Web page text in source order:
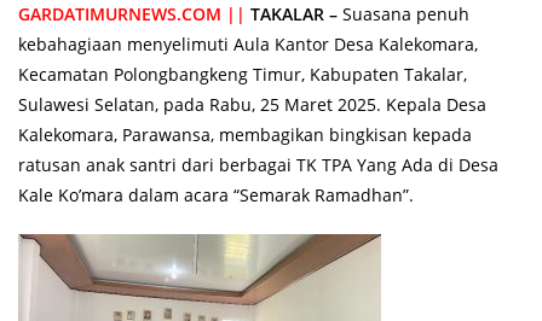
GARDATIMURNEWS.COM || TAKALAR – Suasana penuh
kebahagiaan menyelimuti Aula Kantor Desa Kalekomara,
Kecamatan Polongbangkeng Timur, Kabupaten Takalar,
Sulawesi Selatan, pada Rabu, 25 Maret 2025. Kepala Desa
Kalekomara, Parawansa, membagikan bingkisan kepada
ratusan anak santri dari berbagai TK TPA Yang Ada di Desa
Kale Ko’mara dalam acara “Semarak Ramadhan”.